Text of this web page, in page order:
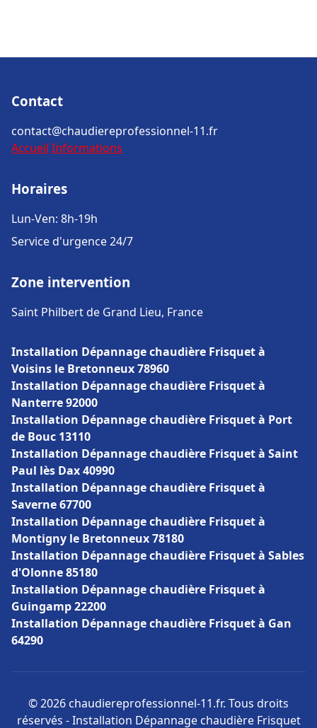
Contact
contact@chaudiereprofessionnel-11.fr
Accueil Informations
Horaires
Lun-Ven: 8h-19h
Service d'urgence 24/7
Zone intervention
Saint Philbert de Grand Lieu, France
Installation Dépannage chaudière Frisquet à
Voisins le Bretonneux 78960
Installation Dépannage chaudière Frisquet à
Nanterre 92000
Installation Dépannage chaudière Frisquet à Port
de Bouc 13110
Installation Dépannage chaudière Frisquet à Saint
Paul lès Dax 40990
Installation Dépannage chaudière Frisquet à
Saverne 67700
Installation Dépannage chaudière Frisquet à
Montigny le Bretonneux 78180
Installation Dépannage chaudière Frisquet à Sables
d'Olonne 85180
Installation Dépannage chaudière Frisquet à
Guingamp 22200
Installation Dépannage chaudière Frisquet à Gan
64290
© 2026 chaudiereprofessionnel-11.fr. Tous droits
réservés - Installation Dépannage chaudière Frisquet